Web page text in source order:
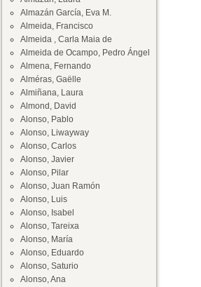
Almazán García, Eva M.
Almeida, Francisco
Almeida , Carla Maia de
Almeida de Ocampo, Pedro Ángel
Almena, Fernando
Alméras, Gaëlle
Almiñana, Laura
Almond, David
Alonso, Pablo
Alonso, Liwayway
Alonso, Carlos
Alonso, Javier
Alonso, Pilar
Alonso, Juan Ramón
Alonso, Luis
Alonso, Isabel
Alonso, Tareixa
Alonso, María
Alonso, Eduardo
Alonso, Saturio
Alonso, Ana